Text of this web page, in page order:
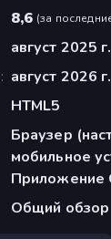
8,6 (за
август 2025 г.
август 2026 г.
HTML5
Браузер
мобильное
Приложение
Общий обзор